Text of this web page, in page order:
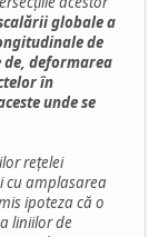
globale a
de
de, deformarea
în
unde se
rețelei
cu amplasarea
ipoteza că o
liniilor de